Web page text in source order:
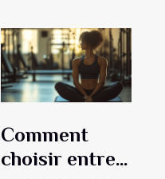
Comment
choisir entre